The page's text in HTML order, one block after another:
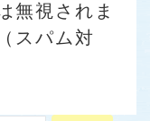
無視されま
スパム対